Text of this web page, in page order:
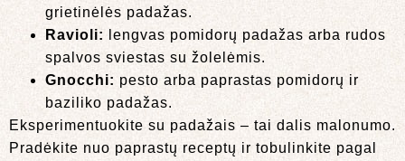
grietinėlės padažas.
Ravioli:
lengvas pomidorų padažas arba rudos
spalvos sviestas su žolelėmis.
Gnocchi: pesto arba paprastas pomidorų ir
baziliko padažas.
Eksperimentuokite su padažais – tai dalis malonumo.
Pradėkite nuo paprastų receptų ir tobulinkite pagal